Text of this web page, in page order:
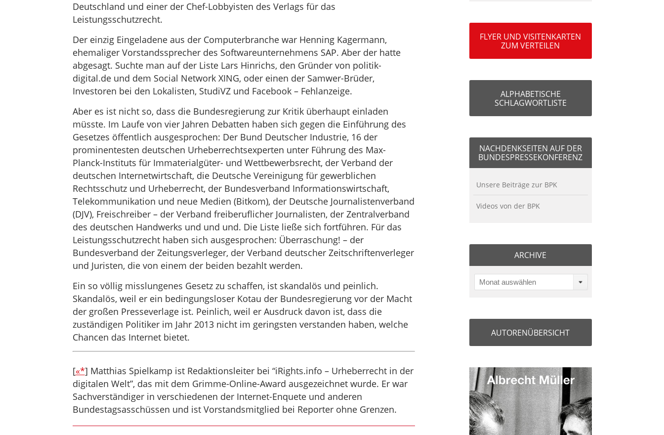
Deutschland und einer der Chef-Lobbyisten des Verlags für das
Leistungsschutzrecht.
Der einzig Eingeladene aus der Computerbranche war Henning Kagermann,
ehemaliger Vorstandssprecher des Softwareunternehmens SAP. Aber der hatte
abgesagt. Suchte man auf der Liste Lars Hinrichs, den Gründer von politik-
digital.de und dem Social Network XING, oder einen der Samwer-Brüder,
Investoren bei den Lokalisten, StudiVZ und Facebook – Fehlanzeige.
Aber es ist nicht so, dass die Bundesregierung zur Kritik überhaupt einladen
müsste. Im Laufe von vier Jahren Debatten haben sich gegen die Einführung des
Gesetzes öffentlich ausgesprochen: Der Bund Deutscher Industrie, 16 der
prominentesten deutschen Urheberrechtsexperten unter Führung des Max-
Planck-Instituts für Immaterialgüter- und Wettbewerbsrecht, der Verband der
deutschen Internetwirtschaft, die Deutsche Vereinigung für gewerblichen
Rechtsschutz und Urheberrecht, der Bundesverband Informationswirtschaft,
Telekommunikation und neue Medien (Bitkom), der Deutsche Journalistenverband
(DJV), Freischreiber – der Verband freiberuflicher Journalisten, der Zentralverband
des deutschen Handwerks und und und. Die Liste ließe sich fortführen. Für das
Leistungsschutzrecht haben sich ausgesprochen: Überraschung! – der
Bundesverband der Zeitungsverleger, der Verband deutscher Zeitschriftenverleger
und Juristen, die von einem der beiden bezahlt werden.
Ein so völlig misslungenes Gesetz zu schaffen, ist skandalös und peinlich.
Skandalös, weil er ein bedingungsloser Kotau der Bundesregierung vor der Macht
der großen Presseverlage ist. Peinlich, weil er Ausdruck davon ist, dass die
zuständigen Politiker im Jahr 2013 nicht im geringsten verstanden haben, welche
Chancen das Internet bietet.
[«*] Matthias Spielkamp ist Redaktionsleiter bei “iRights.info – Urheberrecht in der
digitalen Welt”, das mit dem Grimme-Online-Award ausgezeichnet wurde. Er war
Sachverständiger in verschiedenen der Internet-Enquete und anderen
Bundestagsasschüssen und ist Vorstandsmitglied bei Reporter ohne Grenzen.
FLYER UND VISITENKARTEN
ZUM VERTEILEN
ALPHABETISCHE
SCHLAGWORTLISTE
NACHDENKSEITEN AUF DER
BUNDESPRESSEKONFERENZ
Unsere Beiträge zur BPK
Videos von der BPK
ARCHIVE
Monat auswählen
AUTORENÜBERSICHT